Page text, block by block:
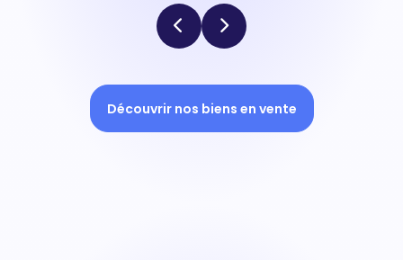
Découvrir nos biens en vente